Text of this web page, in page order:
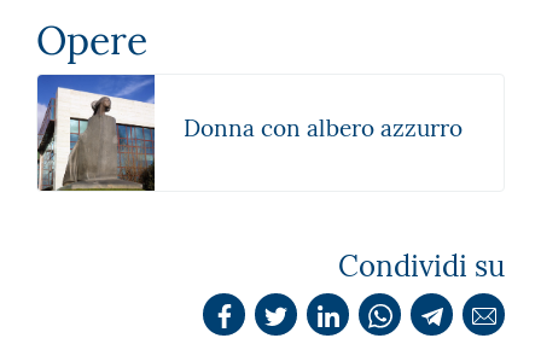
Opere
Donna con albero azzurro
Condividi su